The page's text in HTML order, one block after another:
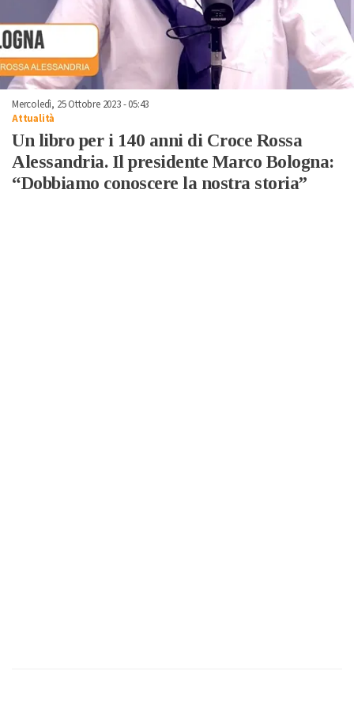
Mercoledì, 25 Ottobre 2023 - 05:43
Attualità
Un libro per i 140 anni di Croce Rossa
Alessandria. Il presidente Marco Bologna:
“Dobbiamo conoscere la nostra storia”